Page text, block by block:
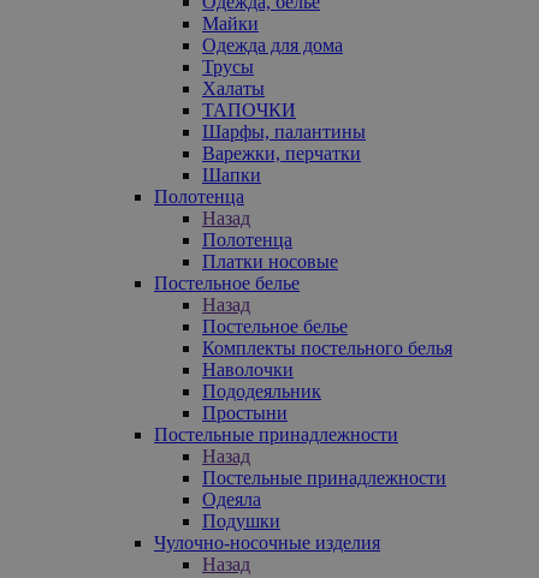
Майки
Одежда для дома
Трусы
Халаты
ТАПОЧКИ
Шарфы, палантины
Варежки, перчатки
Шапки
Полотенца
Назад
Полотенца
Платки носовые
Постельное белье
Назад
Постельное белье
Комплекты постельного белья
Наволочки
Пододеяльник
Простыни
Постельные принадлежности
Назад
Постельные принадлежности
Одеяла
Подушки
Чулочно-носочные изделия
Назад